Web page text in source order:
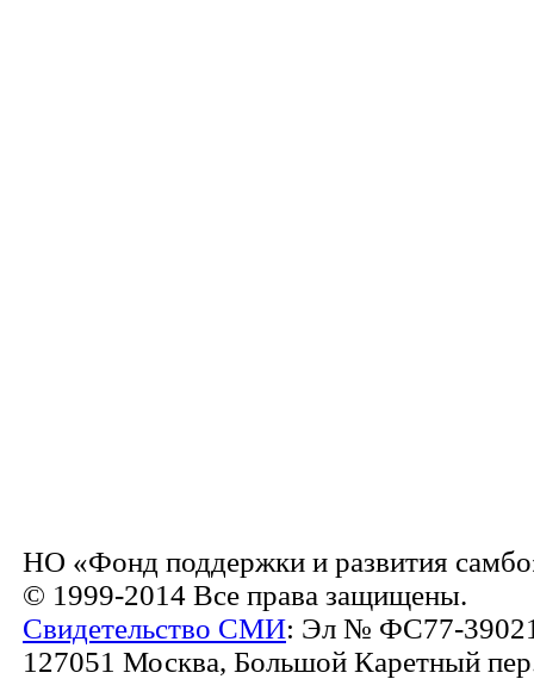
НО «Фонд поддержки и развития
© 1999-2014 Все права защищены.
Свидетельство СМИ: Эл № ФС77-
127051 Москва, Большой Каретный